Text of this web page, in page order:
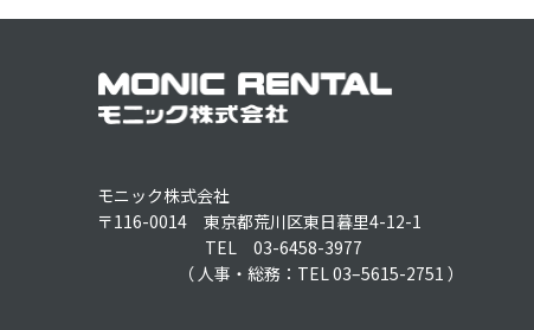
モニック株式会社
〒116-0014 東京都荒川区東日暮里4-12-1
TEL 03-6458-3977
（ 人事・総務：TEL 03–5615-2751 ）